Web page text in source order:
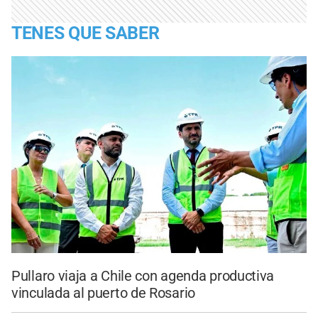
TENES QUE SABER
Pullaro viaja a Chile con agenda productiva
vinculada al puerto de Rosario